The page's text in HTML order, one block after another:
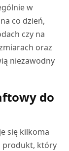
w
co dzień,
czy na
oraz
niezawodny
do
się kilkoma
produkt, który